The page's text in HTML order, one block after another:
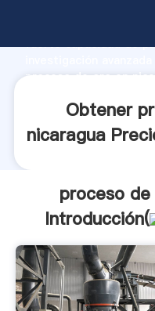
fuerte capacidad de
proceso de oro en
Obtener
nicaragua
proceso
Introducción(